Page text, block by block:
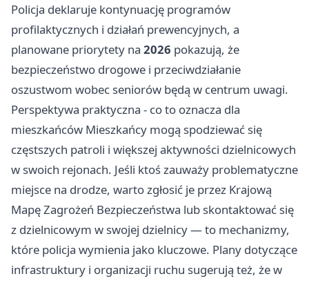
Policja deklaruje kontynuację programów
profilaktycznych i działań prewencyjnych, a
planowane priorytety na 2026 pokazują, że
bezpieczeństwo drogowe i przeciwdziałanie
oszustwom wobec seniorów będą w centrum uwagi.
Perspektywa praktyczna - co to oznacza dla
mieszkańców Mieszkańcy mogą spodziewać się
częstszych patroli i większej aktywności dzielnicowych
w swoich rejonach. Jeśli ktoś zauważy problematyczne
miejsce na drodze, warto zgłosić je przez Krajową
Mapę Zagrożeń Bezpieczeństwa lub skontaktować się
z dzielnicowym w swojej dzielnicy — to mechanizmy,
które policja wymienia jako kluczowe. Plany dotyczące
infrastruktury i organizacji ruchu sugerują też, że w